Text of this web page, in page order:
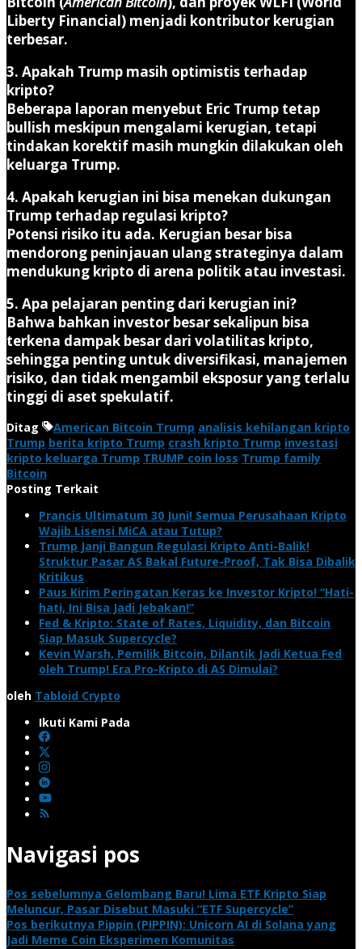
Liberty Financial) menjadi kontributor kerugian
terbesar.
3. Apakah Trump masih optimistis terhadap
kripto?
Beberapa laporan menyebut Eric Trump tetap
bullish meskipun mengalami kerugian, tetapi
tindakan korektif masih mungkin dilakukan oleh
keluarga Trump.
4. Apakah kerugian ini bisa menekan dukungan
Trump terhadap regulasi kripto?
Potensi risiko itu ada. Kerugian besar bisa
mendorong peninjauan ulang strateginya dalam
mendukung kripto di arena politik atau investasi.
5. Apa pelajaran penting dari kerugian ini?
Bahwa bahkan investor besar sekalipun bisa
terkena dampak besar dari volatilitas kripto,
sehingga penting untuk diversifikasi, manajemen
risiko, dan tidak mengambil eksposur yang terlalu
tinggi di aset spekulatif.
Ditag American Bitcoin Trump analisis kehilangan kripto
Trump berita kripto Trump crash kripto Trump investasi
kripto keluarga Trump TRUMP coin loss Trump family
Bitcoin
Posting Terkait
Prancis Ultimatum 30 Juni! Semua Perusahaan Kripto
Wajib Lisensi MiCA atau Tutup?
Trump Janji Bangun Regulasi Kripto Anti-Balik!
Struktur Pasar AS Bakal Future-Proof, Tak Bisa Dibalik
Kritikus
Paus Kirim Peringatan Keras ke Investor Kripto! “Hati-
hati, Ini Bisa Jadi Jebakan!”
Fed & Kripto: State of Rates, Liquidity, dan Bitcoin
Siap Masuk Supercycle?
Kevin Warsh, Pemilik Bitcoin, Dilantik Jadi Ketua Fed
oleh Trump! Era Pro-Kripto di AS Dimulai?
oleh Tabloid Crypto
Ikuti Kami Pada
Navigasi pos
Pos sebelumnya Gelombang Baru! Lima ETF Kripto Siap
Meluncur, Pasar Disebut Masuki “ETF Supercycle”
Pos berikutnya Pippin (PIPPIN): Unicorn AI di Solana yang
Jadi Meme Coin Eksperimen Komunitas